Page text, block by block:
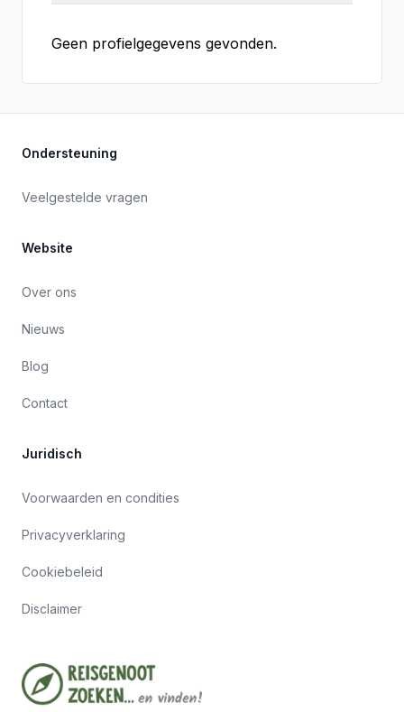
Geen profielgegevens gevonden.
Ondersteuning
Veelgestelde vragen
Website
Over ons
Nieuws
Blog
Contact
Juridisch
Voorwaarden en condities
Privacyverklaring
Cookiebeleid
Disclaimer